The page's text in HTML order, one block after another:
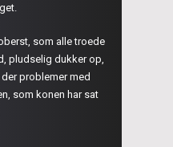
som alle troede
pludselig dukker op,
problemer med
som konen har sat